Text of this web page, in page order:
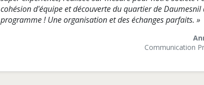
cohésion d'équipe et découverte du quartier de Daumesnil
programme ! Une organisation et des échanges parfaits. »
Communication